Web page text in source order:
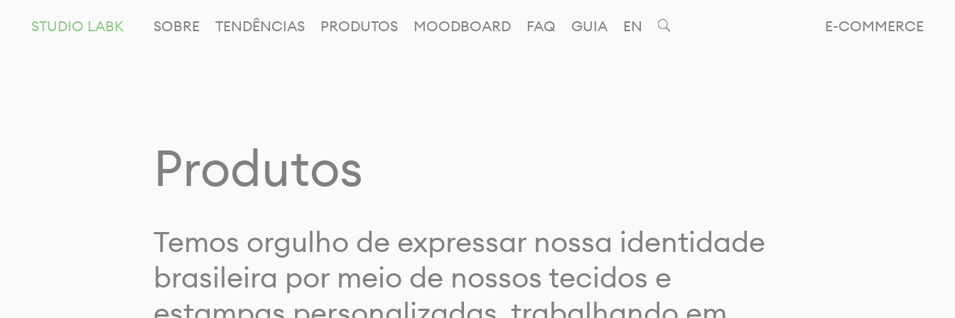
E-COMMERCE
STUDIO LABK SOBRE TENDÊNCIAS PRODUTOS MOODBOARD FAQ GUIA EN
Produtos
Temos orgulho de expressar nossa identidade
brasileira por meio de nossos tecidos e